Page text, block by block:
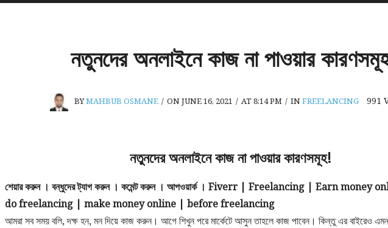
নতুনদের অনলাইনে কাজ না পাওয়ার
BYMAHBUB OSMANE / ON JUNE 16, 2021 / AT 8:14 PM / INFREELANCING 991
নতুনদের অনলাইনে কাজ না পাওয়ার কারণসমূহ!
শেয়ার করুন । বন্ধুদের ট্যাগ করুন । কমেন্ট করুন । আপওয়ার্ক । Fiverr | Freelancing | Earn money
do freelancing | make money online | before freelancing
আমরা সব সময় বলি, দক্ষ হন, মন দিয়ে কাজ করুন। আগে শিখুন পরে মার্কেটে আসুন তাহলে কাজ পাবেন। কিন্তু এর বাইরেও